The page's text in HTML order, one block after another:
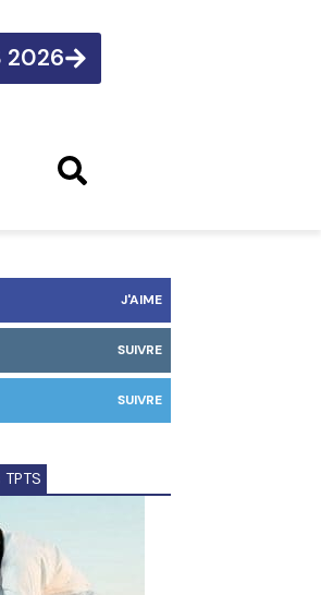
2026
J'AIME
SUIVRE
SUIVRE